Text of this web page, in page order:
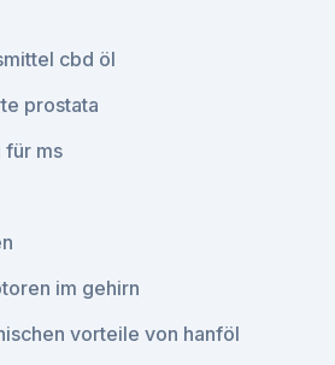
cbd öl
prostata
für ms
im gehirn
vorteile von hanföl